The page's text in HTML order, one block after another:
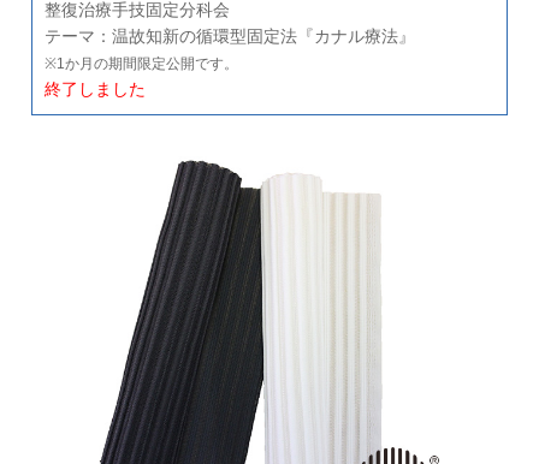
整復治療手技固定分科会
テーマ：温故知新の循環型固定法『カナル療法』
※1か月の期間限定公開です。
終了しました